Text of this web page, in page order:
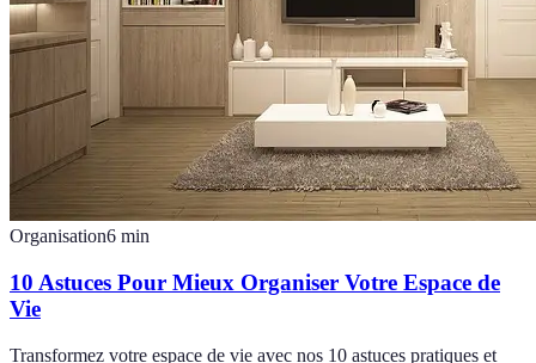
Organisation6 min
10 Astuces Pour Mieux Organiser Votre Espace de
Vie
Transformez votre espace de vie avec nos 10 astuces pratiques et